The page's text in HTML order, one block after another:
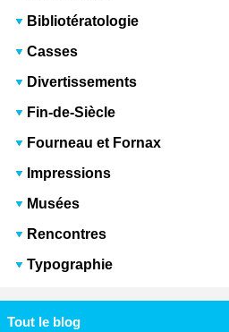
Bibliotératologie
Casses
Divertissements
Fin-de-Siècle
Fourneau et Fornax
Impressions
Musées
Rencontres
Typographie
Tout le blog